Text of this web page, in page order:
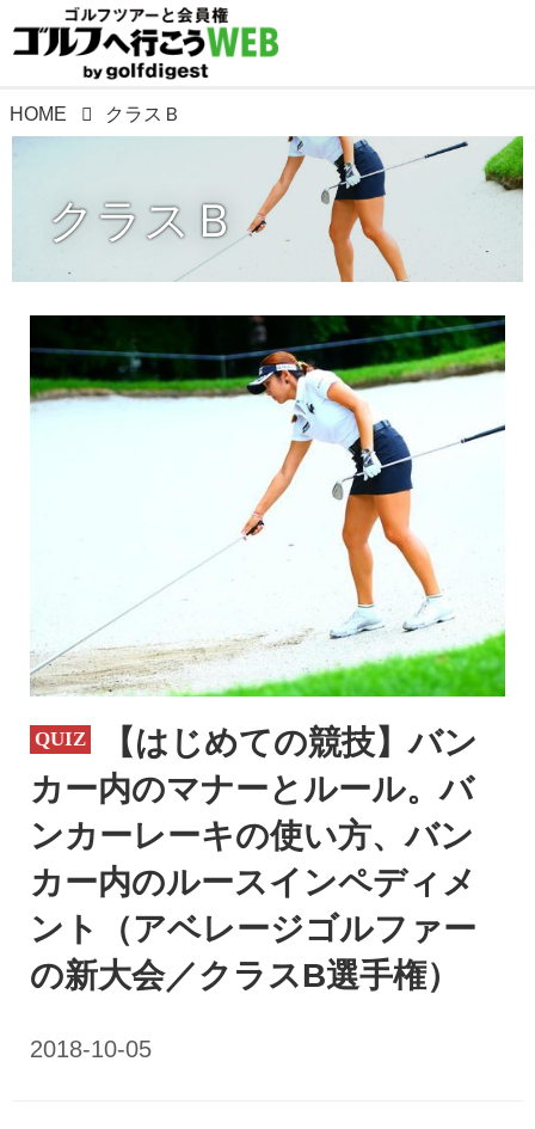
HOME クラスＢ
クラスＢ
【はじめての競技】バン
カー内のマナーとルール。バ
ンカーレーキの使い方、バン
カー内のルースインペディメ
ント（アベレージゴルファー
の新大会／クラスB選手権）